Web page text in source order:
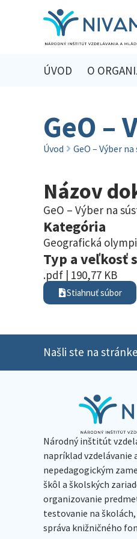
ÚVOD O
GeO –
Úvod GeO – Výber
Názov
GeO – Výber na
Kategória
Geografická
Typ a veľkosť
.pdf | 190,77 KB
Stiahnuť súbor
Našli ste na
Národný inštitút
napríklad vzdelávanie
nepedagogickým
škôl a školských
organizovanie
testovanie na
správa knižničného